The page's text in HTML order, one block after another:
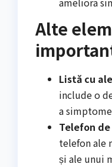
Alte
Listă cu
include o
a
Telefon
telefon ale
și ale unui